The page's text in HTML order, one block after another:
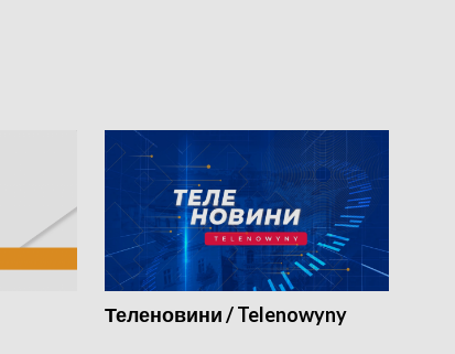
Теленовини / Telenowyny